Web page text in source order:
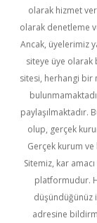
olarak hizmet
olarak denetleme
Ancak, üyelerimiz
siteye üye olarak
sitesi, herhangi bir
paylaşılmaktadır.
olup, gerçek
Gerçek kurum
Sitemiz, kar
platformudur.
düşündüğünüz
adresine